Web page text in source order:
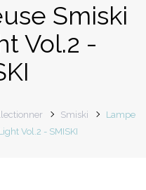
Smiski
Vol.2 -
Smiski
Lampe
Vol.2 - SMISKI